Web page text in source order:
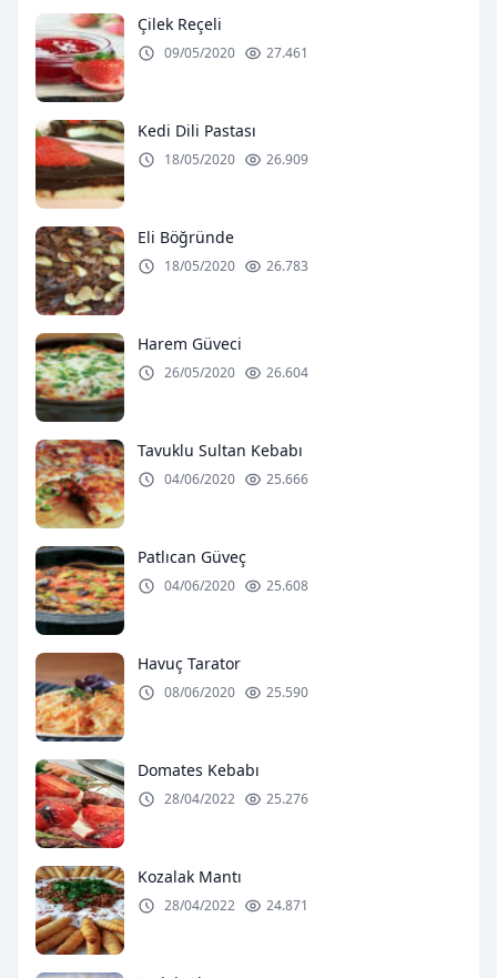
Çilek Reçeli
09/05/2020 27.461
Kedi Dili Pastası
18/05/2020 26.909
Eli Böğründe
18/05/2020 26.783
Harem Güveci
26/05/2020 26.604
Tavuklu Sultan Kebabı
04/06/2020 25.666
Patlıcan Güveç
04/06/2020 25.608
Havuç Tarator
08/06/2020 25.590
Domates Kebabı
28/04/2022 25.276
Kozalak Mantı
28/04/2022 24.871